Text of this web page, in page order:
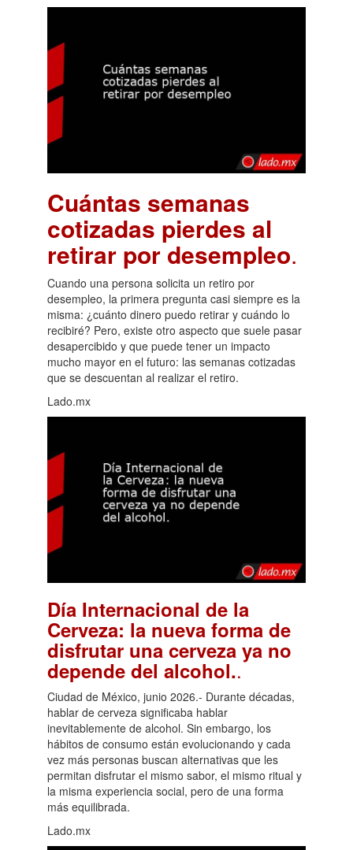
Cuántas semanas
cotizadas pierdes al
retirar por desempleo.
Cuando una persona solicita un retiro por
desempleo, la primera pregunta casi siempre es la
misma: ¿cuánto dinero puedo retirar y cuándo lo
recibiré? Pero, existe otro aspecto que suele pasar
desapercibido y que puede tener un impacto
mucho mayor en el futuro: las semanas cotizadas
que se descuentan al realizar el retiro.
Lado.mx
Día Internacional de la
Cerveza: la nueva forma de
disfrutar una cerveza ya no
depende del alcohol..
Ciudad de México, junio 2026.- Durante décadas,
hablar de cerveza significaba hablar
inevitablemente de alcohol. Sin embargo, los
hábitos de consumo están evolucionando y cada
vez más personas buscan alternativas que les
permitan disfrutar el mismo sabor, el mismo ritual y
la misma experiencia social, pero de una forma
más equilibrada.
Lado.mx